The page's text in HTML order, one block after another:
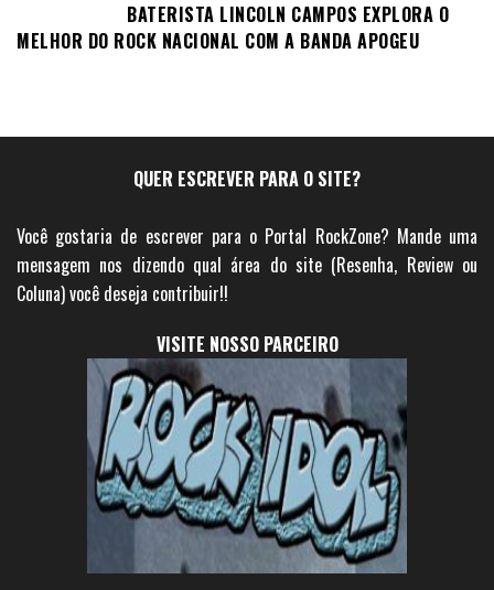
BATERISTA LINCOLN CAMPOS EXPLORA O
MELHOR DO ROCK NACIONAL COM A BANDA APOGEU
QUER ESCREVER PARA O SITE?
Você gostaria de escrever para o Portal RockZone? Mande uma
mensagem nos dizendo qual área do site (Resenha, Review ou
Coluna) você deseja contribuir!!
VISITE NOSSO PARCEIRO